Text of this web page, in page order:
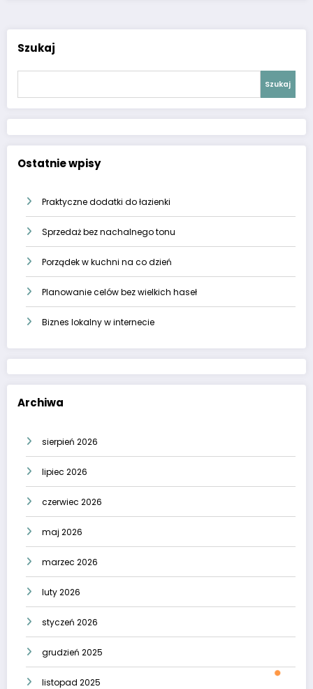
Szukaj
Szukaj
Ostatnie wpisy
Praktyczne dodatki do łazienki
Sprzedaż bez nachalnego tonu
Porządek w kuchni na co dzień
Planowanie celów bez wielkich haseł
Biznes lokalny w internecie
Archiwa
sierpień 2026
lipiec 2026
czerwiec 2026
maj 2026
marzec 2026
luty 2026
styczeń 2026
grudzień 2025
listopad 2025